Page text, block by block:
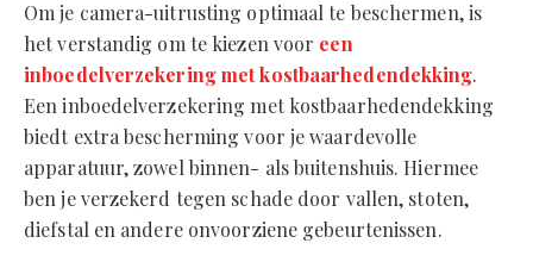
Om je camera-uitrusting optimaal te beschermen, is
het verstandig om te kiezen voor een
inboedelverzekering met kostbaarhedendekking.
Een inboedelverzekering met kostbaarhedendekking
biedt extra bescherming voor je waardevolle
apparatuur, zowel binnen- als buitenshuis. Hiermee
ben je verzekerd tegen schade door vallen, stoten,
diefstal en andere onvoorziene gebeurtenissen.